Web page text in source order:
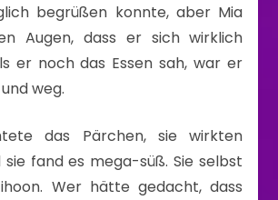
begrüßen konnte, aber Mia
Augen, dass er sich wirklich
er noch das Essen sah, war er
weg.
das Pärchen, sie wirkten
fand es mega-süß. Sie selbst
Wer hätte gedacht, dass